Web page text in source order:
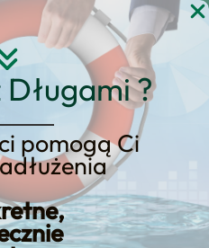
?
pomogą Ci
poprzez